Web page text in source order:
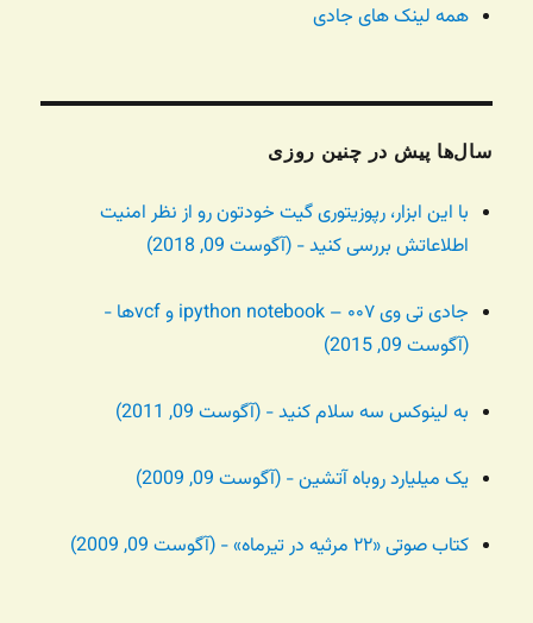
همه لینک های جادی
سال‌ها پیش در چنین روزی
با این ابزار، رپوزیتوری گیت خودتون رو از نظر امنیت
اطلاعاتش بررسی کنید - (آگوست 09, 2018)
جادی تی وی ۰۰۷ – ipython notebook و vcfها -
(آگوست 09, 2015)
به لینوکس سه سلام کنید - (آگوست 09, 2011)
یک میلیارد روباه آتشین - (آگوست 09, 2009)
کتاب صوتی «۲۲ مرثیه در تیرماه» - (آگوست 09, 2009)